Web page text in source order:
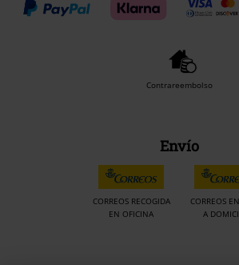
Contrareembolso
Envío
CORREOS RECOGIDA
EN OFICINA
CORREOS
A